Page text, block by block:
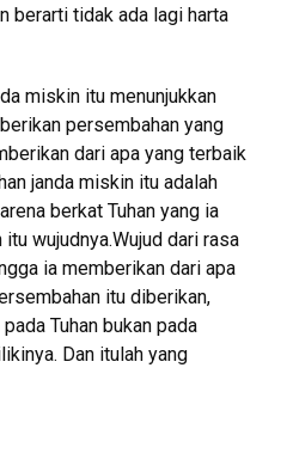
berarti tidak ada lagi harta
miskin itu menunjukkan
persembahan yang
dari apa yang terbaik
janda miskin itu adalah
berkat Tuhan yang ia
wujudnya.Wujud dari rasa
ia memberikan dari apa
itu diberikan,
Tuhan bukan pada
Dan itulah yang